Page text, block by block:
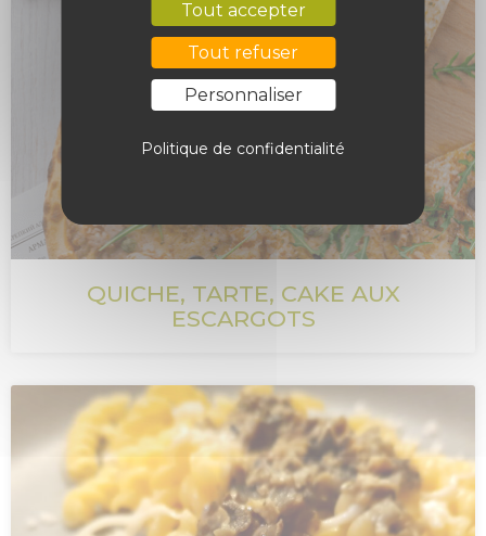
QUICHE, TARTE, CAKE AUX
ESCARGOTS
Tout accepter
Tout refuser
Personnaliser
Politique de confidentialité